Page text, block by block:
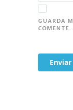
GUARDA
COMENTE.